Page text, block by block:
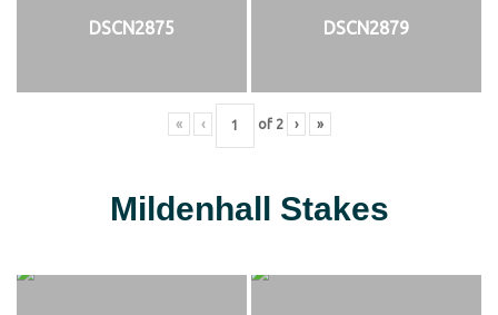
DSCN2875 DSCN2879
« ‹ of 2 › »
Mildenhall Stakes